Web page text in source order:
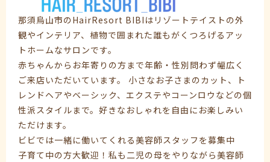
那須烏山市のHairResort BIBIはリゾートテイストの外
観やインテリア、植物で囲まれた誰もがくつろげるアッ
トホームなサロンです。
赤ちゃんからお年寄りの方まで年齢・性別問わず幅広く
ご来店いただいています。 小さなお子さまのカット、ト
レンドヘアやベーシック、エクステやコーンロウなどの個
性派スタイルまで。好きなおしゃれを自由にお楽しみい
ただけます。
ビビでは一緒に働いてくれる美容師スタッフを募集中
子育て中の方大歓迎！私も二児の母をやりながら美容師